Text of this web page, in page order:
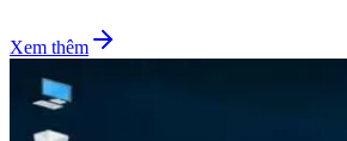
Xem thêm